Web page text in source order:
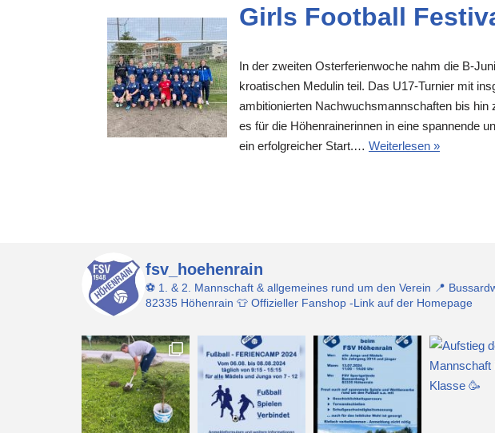
Girls Football
In der zweiten Osterferienwoche nahm die B-
kroatischen Medulin teil. Das U17-Turnier mit
ambitionierten Nachwuchsmannschaften bis
es für die Höhenrainerinnen in eine spannende
ein erfolgreicher Start.… Weiterlesen »
fsv_hoehenrain
⚽️ 1. & 2. Mannschaft & allgemeines rund um den Verein 📍
82335 Höhenrain 👕 Offizieller Fanshop -Link auf der Homepage